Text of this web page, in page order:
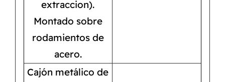
extraccion).
Montado sobre
rodamientos de
acero.
Cajón metálico de